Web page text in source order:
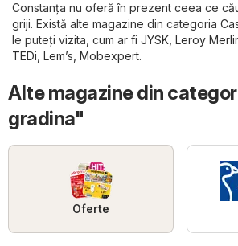
Constanța nu oferă în prezent ceea ce
griji. Există alte magazine din categoria
le puteți vizita, cum ar fi JYSK Leroy
TEDi Lem’s Mobexpert.
Alte magazine din
gradina"
Oferte